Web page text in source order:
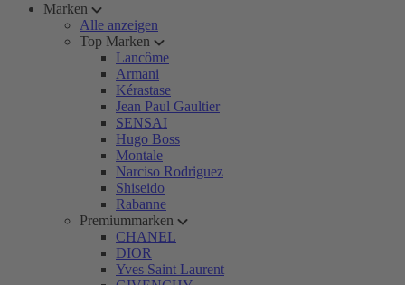
Marken
Alle anzeigen
Top Marken
Lancôme
Armani
Kérastase
Jean Paul Gaultier
SENSAI
Hugo Boss
Montale
Narciso Rodriguez
Shiseido
Rabanne
Premiummarken
CHANEL
DIOR
Yves Saint Laurent